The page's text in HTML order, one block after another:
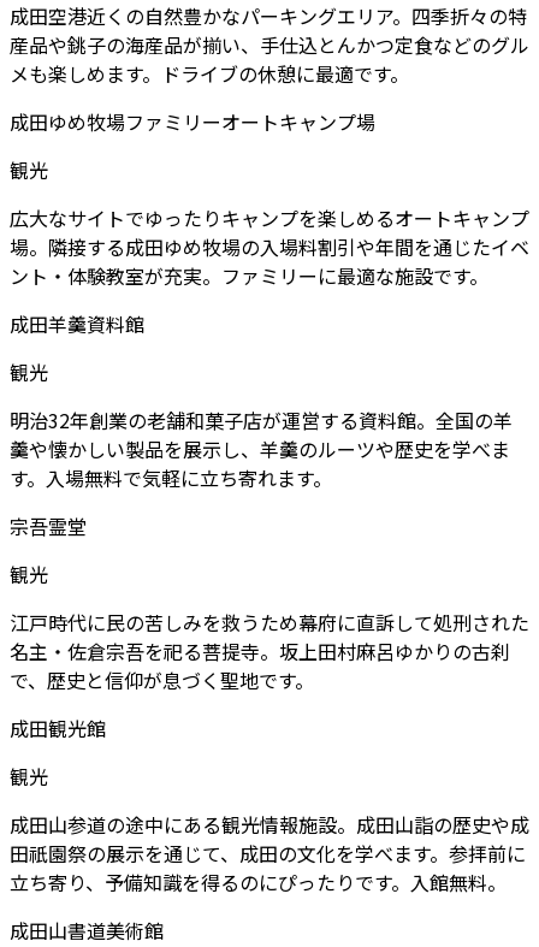
成田空港近くの自然豊かなパーキングエリア。四季折々の特
産品や銚子の海産品が揃い、手仕込とんかつ定食などのグル
メも楽しめます。ドライブの休憩に最適です。
成田ゆめ牧場ファミリーオートキャンプ場
観光
広大なサイトでゆったりキャンプを楽しめるオートキャンプ
場。隣接する成田ゆめ牧場の入場料割引や年間を通じたイベ
ント・体験教室が充実。ファミリーに最適な施設です。
成田羊羹資料館
観光
明治32年創業の老舗和菓子店が運営する資料館。全国の羊
羹や懐かしい製品を展示し、羊羹のルーツや歴史を学べま
す。入場無料で気軽に立ち寄れます。
宗吾霊堂
観光
江戸時代に民の苦しみを救うため幕府に直訴して処刑された
名主・佐倉宗吾を祀る菩提寺。坂上田村麻呂ゆかりの古刹
で、歴史と信仰が息づく聖地です。
成田観光館
観光
成田山参道の途中にある観光情報施設。成田山詣の歴史や成
田祇園祭の展示を通じて、成田の文化を学べます。参拝前に
立ち寄り、予備知識を得るのにぴったりです。入館無料。
成田山書道美術館